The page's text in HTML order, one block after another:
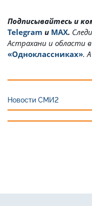
Подписывайтесь и
Telegram и MAX.
Астрахани и области в
«Одноклассниках».
Новости СМИ2